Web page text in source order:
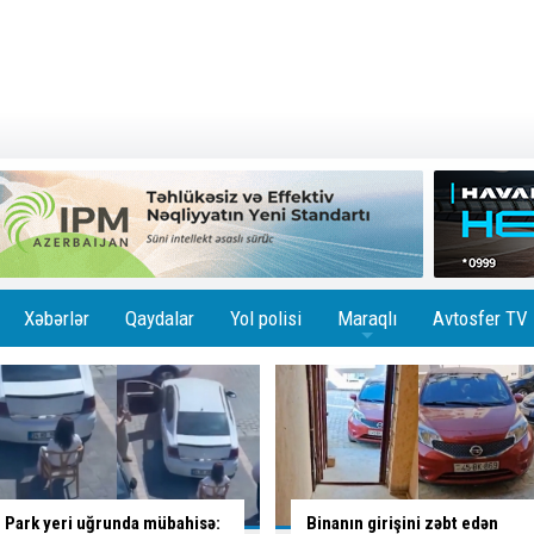
Xəbərlər Qaydalar Yol polisi Maraqlı Avtosfer TV
Binanın girişini zəbt edən
Sükan arxasında "cavanlıq"